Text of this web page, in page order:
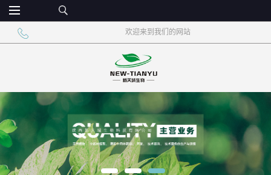
欢迎来到我们的网站